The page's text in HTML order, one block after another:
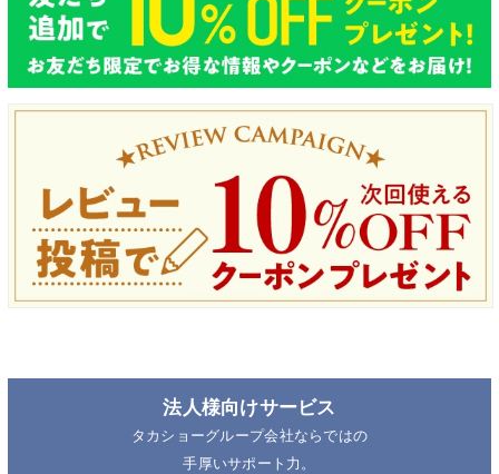
法人様向けサービス
タカショーグループ会社ならではの
手厚いサポート力。